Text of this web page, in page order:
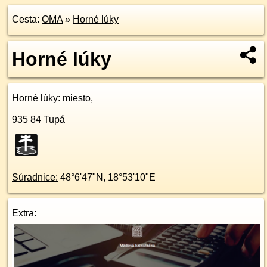
Cesta: OMA» Horné lúky
Horné lúky
Horné lúky: miesto,
935 84 Tupá
Súradnice: 48°6'47"N , 18°53'10"E
Extra: